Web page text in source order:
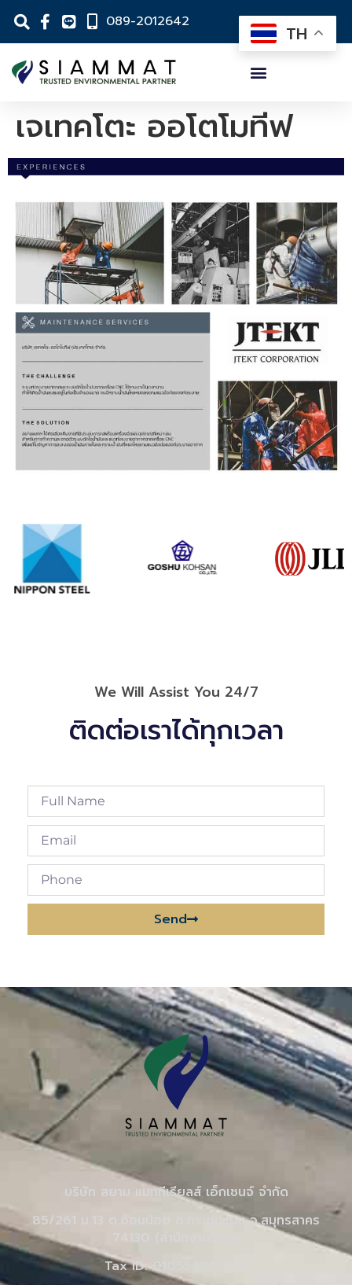
089-2012642
เจเทคโตะ ออโตโมทีฟ
We Will Assist You 24/7
ติดต่อเราได้ทุกเวลา
Send
บริษัท สยาม แมททีเรียลส์ เอ็กเชนจ์ จำกัด
85/261 ม.13 ต.อ้อมน้อย อ.กระทุ่มแบน จ.สมุทรสาคร
74130 (สำนักงานใหญ่)
Tax ID: 0105548110551
TH